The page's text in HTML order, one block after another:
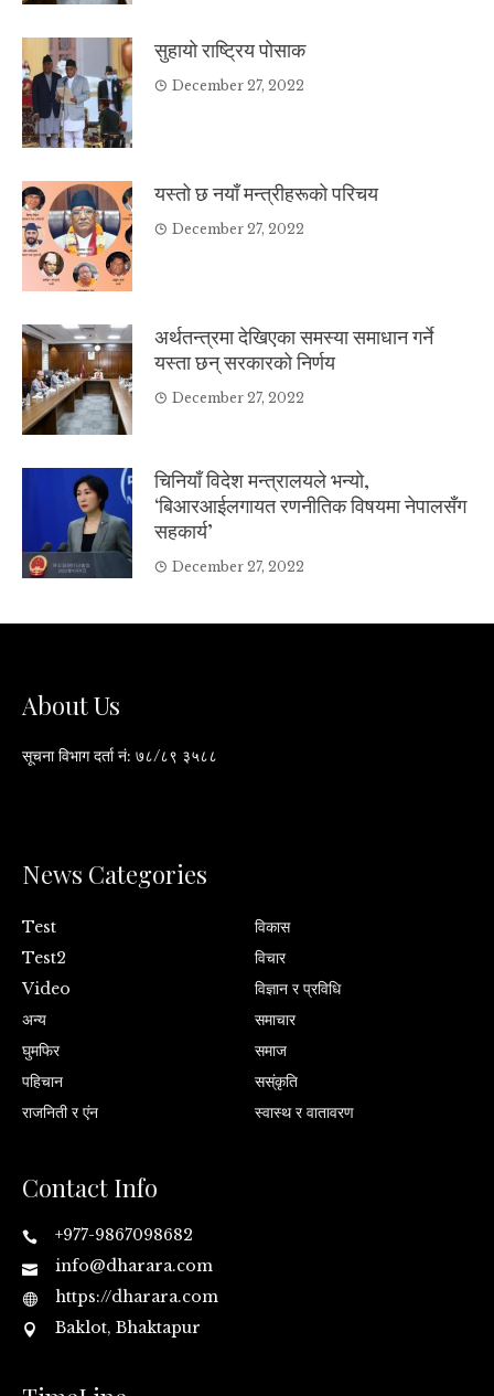
सुहायो राष्ट्रिय पोसाक
December 27, 2022
यस्तो छ नयाँ मन्त्रीहरूको परिचय
December 27, 2022
अर्थतन्त्रमा देखिएका समस्या समाधान गर्ने
यस्ता छन् सरकारको निर्णय
December 27, 2022
चिनियाँ विदेश मन्त्रालयले भन्यो,
‘बिआरआईलगायत रणनीतिक विषयमा नेपालसँग
सहकार्य’
December 27, 2022
About Us
सूचना विभाग दर्ता नं: ७८/८९ ३५८८
News Categories
Test
Test2
Video
अन्य
घुमफिर
पहिचान
राजनिती र एंन
विकास
विचार
विज्ञान र प्रविधि
समाचार
समाज
सस्ंकृति
स्वास्थ र वातावरण
Contact Info
+977-9867098682
info@dharara.com
https://dharara.com
Baklot, Bhaktapur